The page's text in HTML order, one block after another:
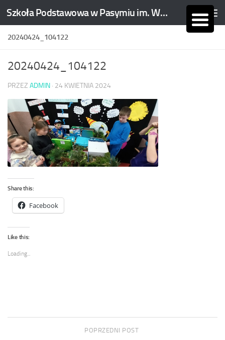
Skip to content Szkoła Podstawowa w Pasymiu im. Wojciecha Kętrzyńskiego
20240424_104122
20240424_104122
PRZEZ ADMIN · 24 KWIETNIA 2024
Share this:
Facebook
Like this:
Loading...
POPRZEDNI POST